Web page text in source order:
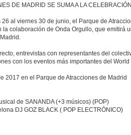
DE MADRID SE SUMA A LA
al viernes 30 de junio, el Parque de
la colaboración de Onda Orgullo, que emitirá
entrevistas con representantes del
con los eventos más importantes del
2017 en el Parque de Atracciones de Madrid
de SANANDA (+3 músicos) (POP)
DJ GOZ BLACK ( POP ELECTRÓNICO)